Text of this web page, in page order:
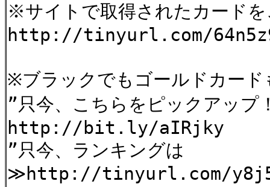
※サイトで取得されたカード
http://tinyurl.com/
※ブラックでもゴールドカード
”只今、こちらをピックアッ
http://bit.ly/aIRjky
”只今、ランキングは
≫http://tinyurl.com/